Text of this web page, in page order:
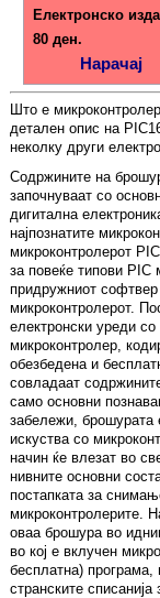
Електронско
80 ден.
Нарачај
Што е
детален опис на
неколку други
Содржините на
започнуваат со
дигитална
најпознатите
микроконтролерот
за повеќе типови PIC
придружниот
микроконтролерот.
електронски уреди
микроконтролер,
обезбедена и
совладаат
само основни
забележи, брошурата
искуства со
начин ќе влезат во
нивните основни
постапката за
микроконтролерите.
оваа брошура во
во кој е вклучен
бесплатна)
странските списанија